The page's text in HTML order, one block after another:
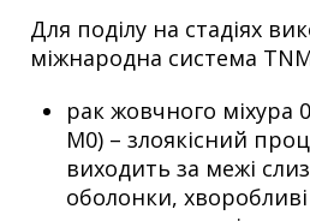
Для поділу на стадіях
міжнародна система
рак жовчного міхура
M0) – злоякісний
виходить за межі
оболонки,